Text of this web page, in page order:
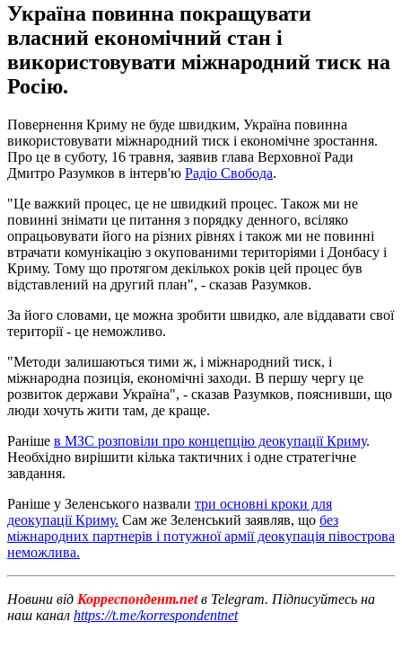
Україна повинна покращувати
власний економічний стан і
використовувати міжнародний тиск на
Росію.
Повернення Криму не буде швидким, Україна повинна
використовувати міжнародний тиск і економічне зростання.
Про це в суботу, 16 травня, заявив глава Верховної Ради
Дмитро Разумков в інтерв'ю Радіо Свобода.
"Це важкий процес, це не швидкий процес. Також ми не
повинні знімати це питання з порядку денного, всіляко
опрацьовувати його на різних рівнях і також ми не повинні
втрачати комунікацію з окупованими територіями і Донбасу і
Криму. Тому що протягом декількох років цей процес був
відставлений на другий план", - сказав Разумков.
За його словами, це можна зробити швидко, але віддавати свої
території - це неможливо.
"Методи залишаються тими ж, і міжнародний тиск, і
міжнародна позиція, економічні заходи. В першу чергу це
розвиток держави Україна", - сказав Разумков, пояснивши, що
люди хочуть жити там, де краще.
Раніше в МЗС розповіли про концепцію деокупації Криму.
Необхідно вирішити кілька тактичних і одне стратегічне
завдання.
Раніше у Зеленського назвали три основні кроки для
деокупації Криму. Сам же Зеленський заявляв, що без
міжнародних партнерів і потужної армії деокупація півострова
неможлива.
Новини від Корреспондент.netв Telegram. Підписуйтесь на
наш канал https://t.me/korrespondentnet